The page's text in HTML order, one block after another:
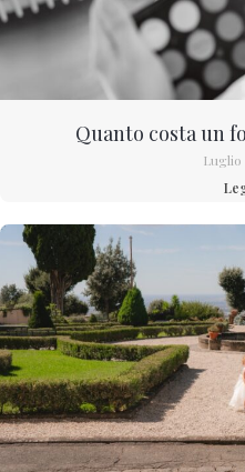
Quanto costa un
Luglio